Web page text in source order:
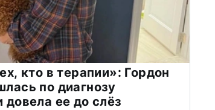
кто в терапии»: Гордон
по диагнозу
ее до слёз